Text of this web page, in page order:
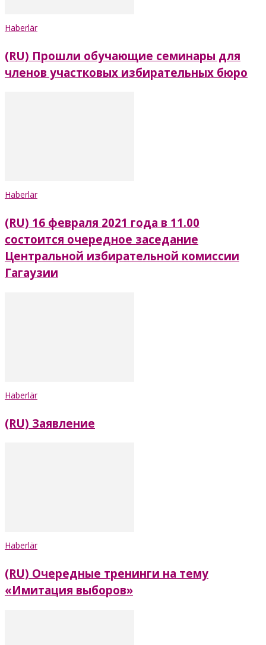
Haberlär
(RU) Прошли обучающие семинары для
членов участковых избирательных бюро
Haberlär
(RU) 16 февраля 2021 года в 11.00
состоится очередное заседание
Центральной избирательной комиссии
Гагаузии
Haberlär
(RU) Заявление
Haberlär
(RU) Очередные тренинги на тему
«Имитация выборов»